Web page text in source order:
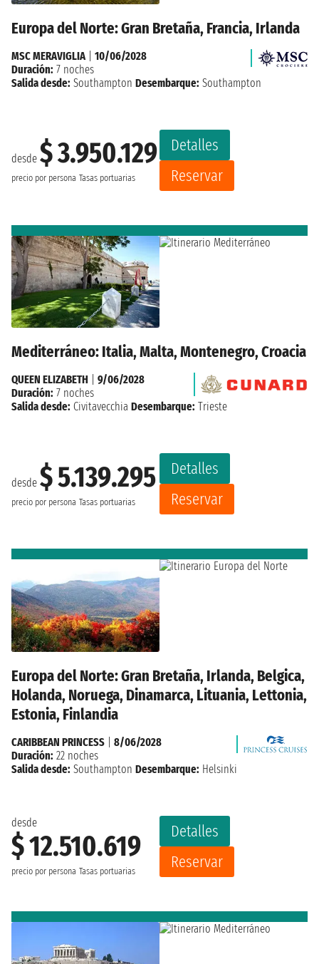
Europa del Norte: Gran Bretaña, Francia, Irlanda
desde $ 3.950.129
precio por persona Tasas portuarias
Detalles
Reservar
MSC MERAVIGLIA| 10/06/2028
Duración: 7 noches
Salida desde: Southampton Desembarque: Southampton
Mediterráneo: Italia, Malta, Montenegro, Croacia
desde $ 5.139.295
precio por persona Tasas portuarias
Detalles
Reservar
QUEEN ELIZABETH
9/06/2028
Duración: 7 noches
Salida desde: Civitavecchia Desembarque: Trieste
Europa del Norte: Gran Bretaña, Irlanda, Belgica,
Holanda, Noruega, Dinamarca, Lituania, Lettonia,
Estonia, Finlandia
desde
$ 12.510.619
precio por persona Tasas portuarias
Detalles
Reservar
CARIBBEAN PRINCESS
8/06/2028
Duración: 22 noches
Salida desde: Southampton Desembarque: Helsinki